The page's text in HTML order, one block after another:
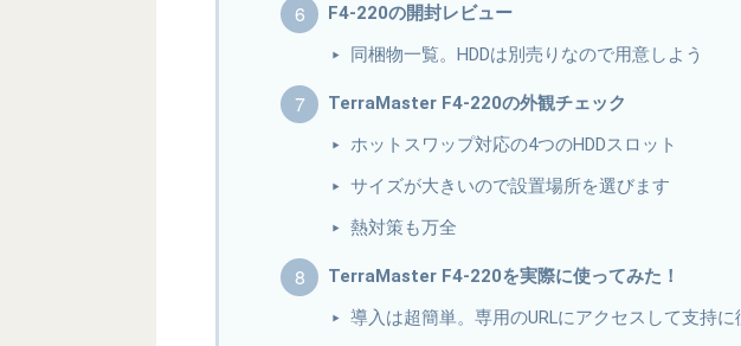
F4-220の開封レビュー
同梱物一覧。HDDは別売りなので用意しよう
TerraMaster F4-220の外観チェック
ホットスワップ対応の4つのHDDスロット
サイズが大きいので設置場所を選びます
熱対策も万全
TerraMaster F4-220を実際に使ってみた！
導入は超簡単。専用のURLにアクセスして支持